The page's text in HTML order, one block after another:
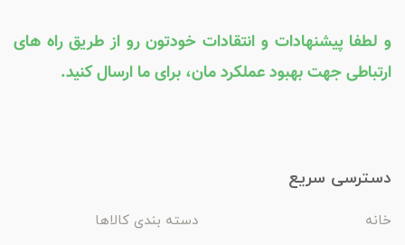
و لطفا پیشنهادات و انتقادات خودتون رو از طریق راه های
ارتباطی جهت بهبود عملکرد مان، برای ما ارسال کنید.
دسترسی سریع
خانه
دسته بندی کالاها